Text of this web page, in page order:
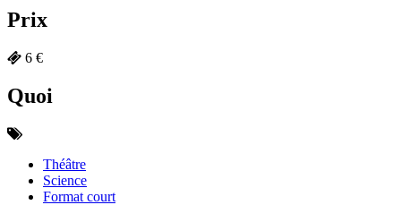
Prix
6 €
Quoi
Théâtre
Science
Format court